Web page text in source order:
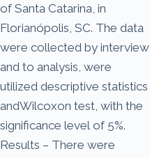
of Santa Catarina, in
Florianópolis, SC. The data
were collected by interview
and to analysis, were
utilized descriptive statistics
andWilcoxon test, with the
significance level of 5%.
Results – There were